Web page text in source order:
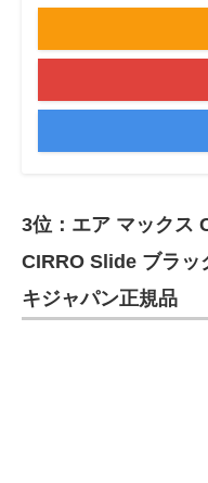
3位：エア マックス
CIRRO Slide ブラッ
キジャパン正規品